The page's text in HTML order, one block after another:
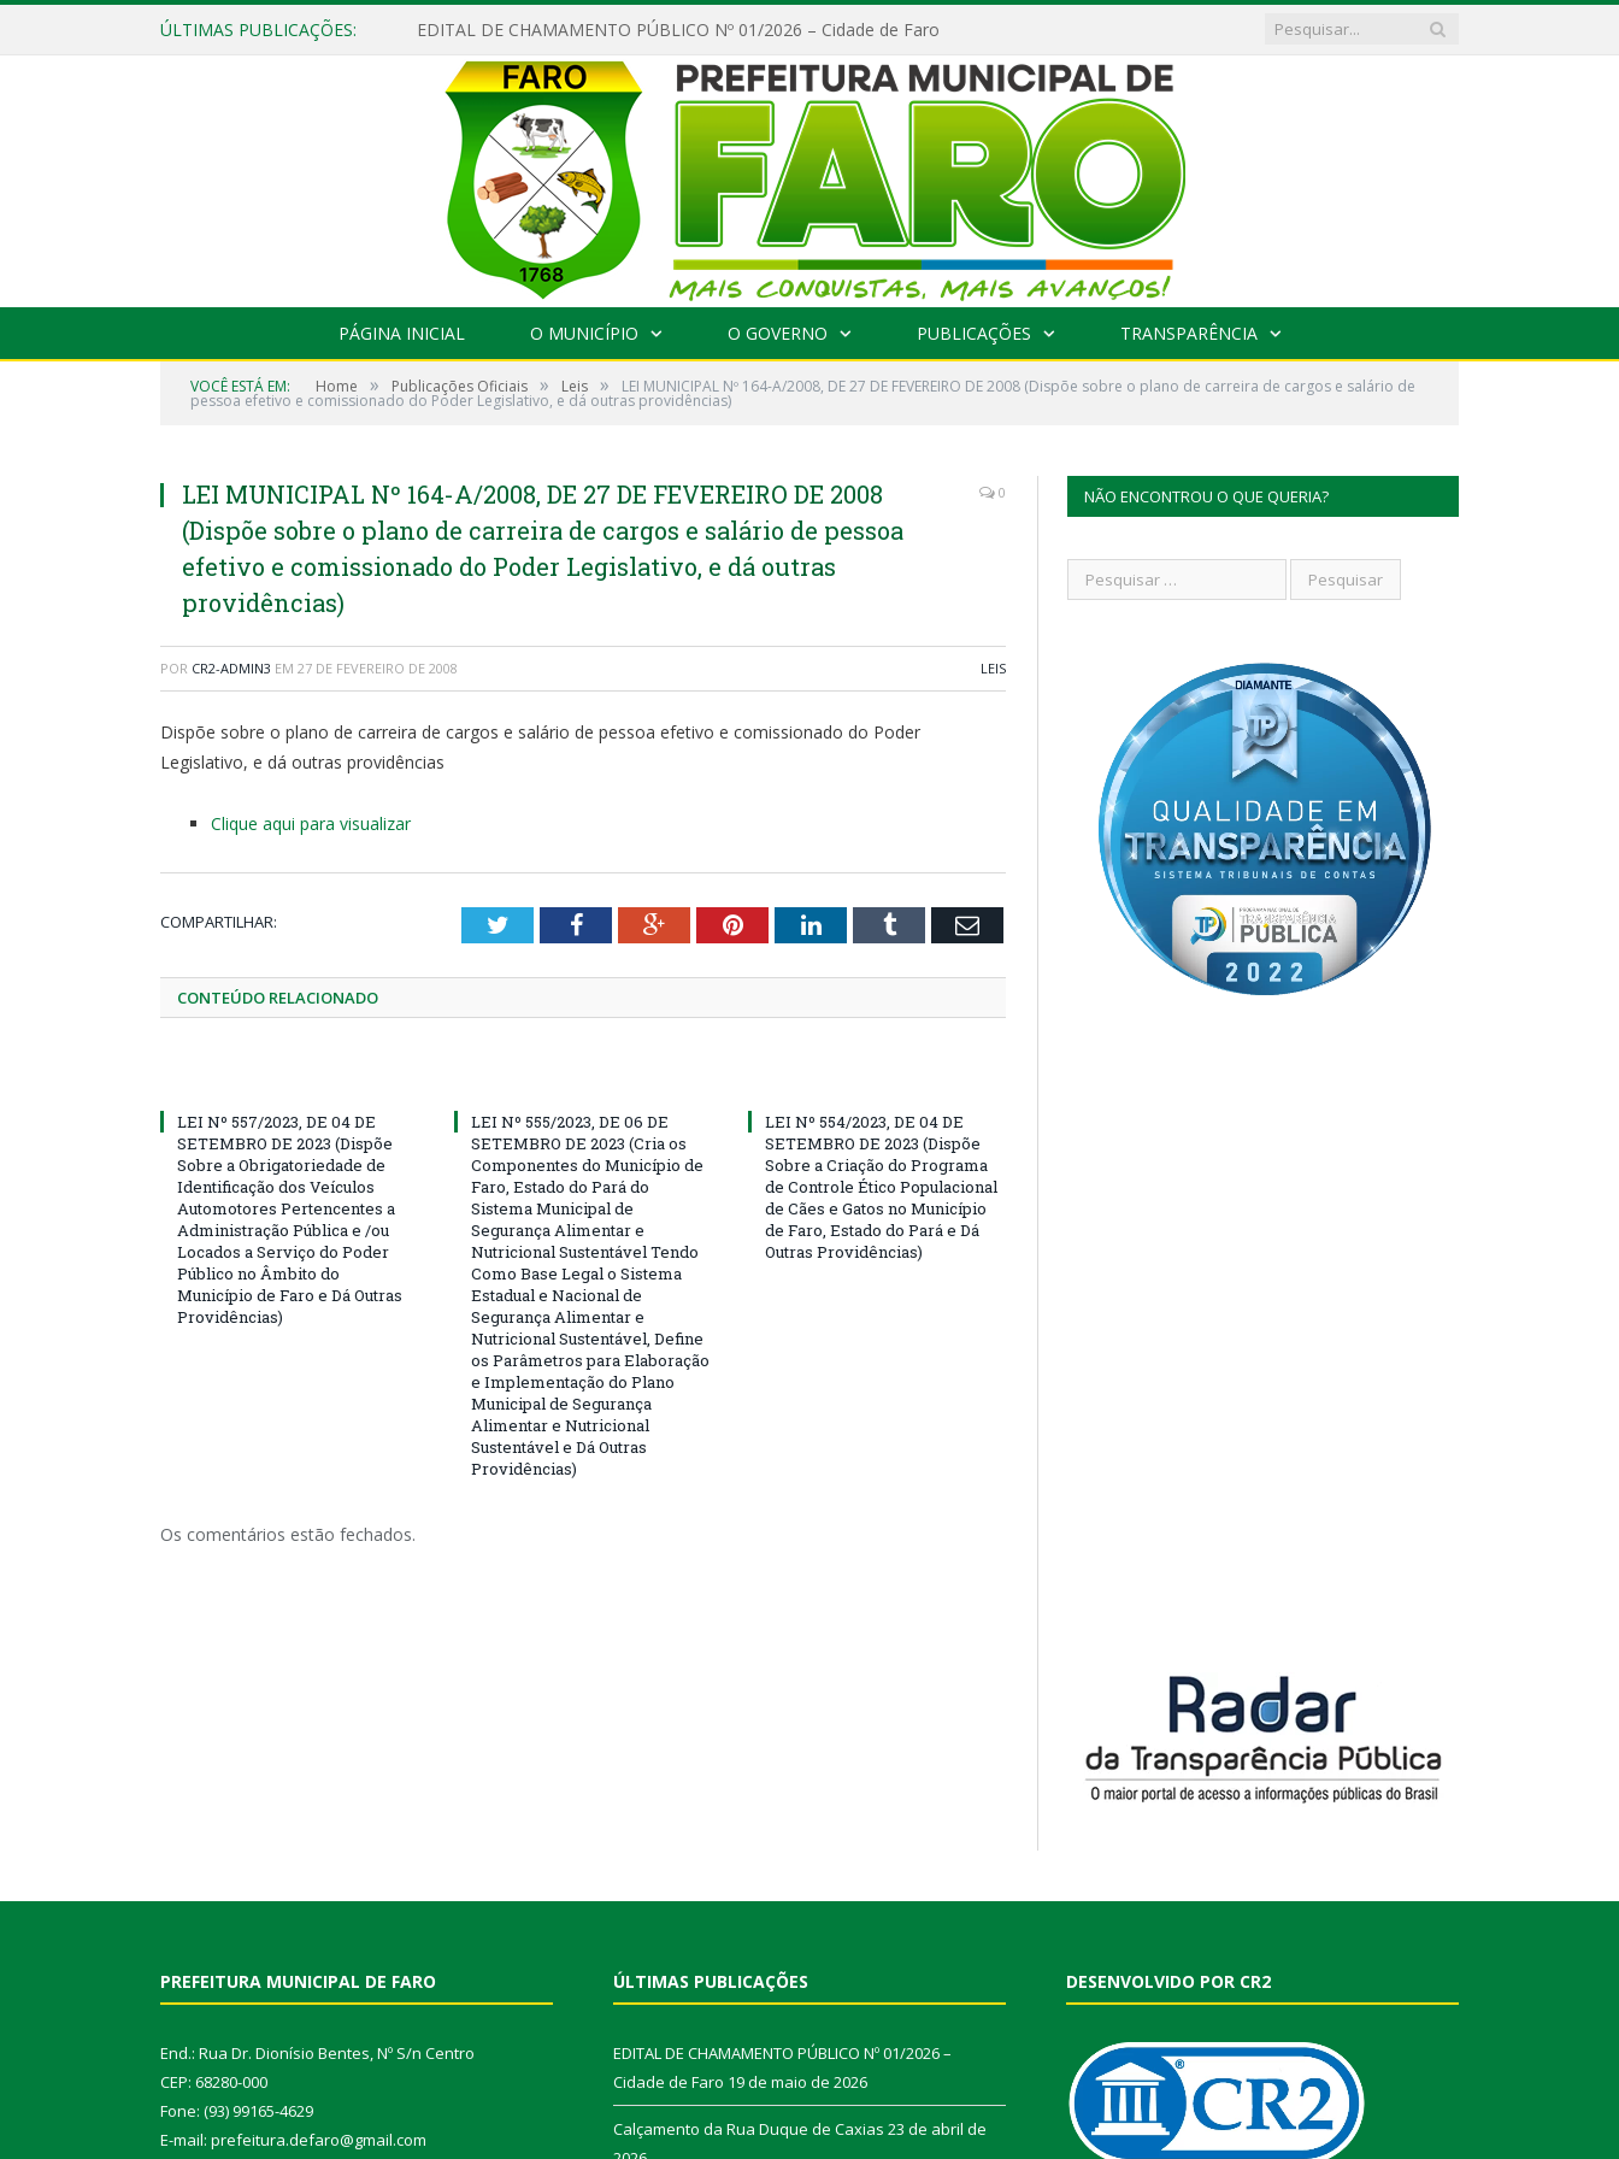
ÚLTIMAS PUBLICAÇÕES: EDITAL DE CHAMAMENTO PÚBLICO Nº 01/2026 – Cidade de Faro
PÁGINA INICIAL O MUNICÍPIO O GOVERNO PUBLICAÇÕES TRANSPARÊNCIA
VOCÊ ESTÁ EM: Home » Publicações Oficiais » Leis » LEI MUNICIPAL Nº 164-A/2008, DE 27 DE FEVEREIRO DE 2008 (Dispõe sobre o plano de carreira de cargos e salário de
pessoa efetivo e comissionado do Poder Legislativo, e dá outras providências)
LEI MUNICIPAL Nº 164-A/2008, DE 27 DE FEVEREIRO DE 2008
(Dispõe sobre o plano de carreira de cargos e salário de pessoa
efetivo e comissionado do Poder Legislativo, e dá outras
providências)
0
POR CR2-ADMIN3 EM 27 DE FEVEREIRO DE 2008 LEIS
Dispõe sobre o plano de carreira de cargos e salário de pessoa efetivo e comissionado do Poder
Legislativo, e dá outras providências
Clique aqui para visualizar
COMPARTILHAR: TwitterFacebookGoogle+PinterestLinkedInTumblr Email
CONTEÚDO RELACIONADO
LEI Nº 557/2023, DE 04 DE
SETEMBRO DE 2023 (Dispõe
Sobre a Obrigatoriedade de
Identificação dos Veículos
Automotores Pertencentes a
Administração Pública e /ou
Locados a Serviço do Poder
Público no Âmbito do
Município de Faro e Dá Outras
Providências)
LEI Nº 555/2023, DE 06 DE
SETEMBRO DE 2023 (Cria os
Componentes do Município de
Faro, Estado do Pará do
Sistema Municipal de
Segurança Alimentar e
Nutricional Sustentável Tendo
Como Base Legal o Sistema
Estadual e Nacional de
Segurança Alimentar e
Nutricional Sustentável, Define
os Parâmetros para Elaboração
e Implementação do Plano
Municipal de Segurança
Alimentar e Nutricional
Sustentável e Dá Outras
Providências)
LEI Nº 554/2023, DE 04 DE
SETEMBRO DE 2023 (Dispõe
Sobre a Criação do Programa
de Controle Ético Populacional
de Cães e Gatos no Município
de Faro, Estado do Pará e Dá
Outras Providências)
Os comentários estão fechados.
NÃO ENCONTROU O QUE QUERIA?
PREFEITURA MUNICIPAL DE FARO
End.: Rua Dr. Dionísio Bentes, Nº S/n Centro
CEP: 68280-000
Fone: (93) 99165-4629
E-mail: prefeitura.defaro@gmail.com
ÚLTIMAS PUBLICAÇÕES
EDITAL DE CHAMAMENTO PÚBLICO Nº 01/2026 –
Cidade de Faro 19 de maio de 2026
Calçamento da Rua Duque de Caxias 23 de abril de
DESENVOLVIDO POR CR2